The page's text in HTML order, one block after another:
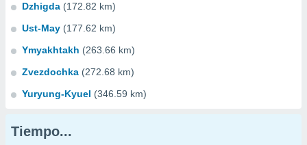
Dzhigda (172.82 km)
Ust-May (177.62 km)
Ymyakhtakh (263.66 km)
Zvezdochka (272.68 km)
Yuryung-Kyuel (346.59 km)
Tiempo...